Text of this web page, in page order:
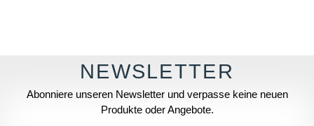
Abonniere unseren Newsletter und verpasse keine neuen
Produkte oder Angebote.